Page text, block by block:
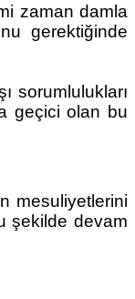
zaman damla
gerektiğinde
sorumlulukları
geçici olan bu
mesuliyetlerini
şekilde devam